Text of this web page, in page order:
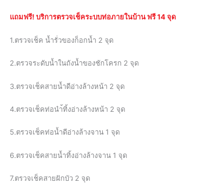
แถมฟรี! บริการตรวจเช็คระบบท่อภายในบ้าน ฟรี 14 จุด
1.ตรวจเช็ค น้ำรั่วของก็อกน้ำ 2 จุด
2.ตรวจระดับน้ำในถังน้ำของชักโครก 2 จุด
3.ตรวจเช็คสายน้ำดีอ่างล้างหน้า 2 จุด
4.ตรวจเช็คท่อนำ้ทิ้งอ่างล้างหน้า 2 จุด
5.ตรวจเช็คท่อน้ำดีอ่างล้างจาน 1 จุด
6.ตรวจเช็คสายน้ำทิ้งอ่างล้างจาน 1 จุด
7.ตรวจเช็คสายฝักบัว 2 จุด